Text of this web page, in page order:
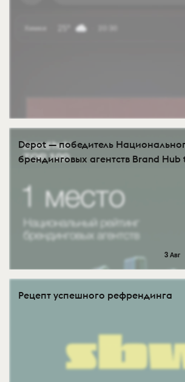
Depot — победитель
брендинговых агентств Brand
3 Авг
Рецепт успешного рефрендинга